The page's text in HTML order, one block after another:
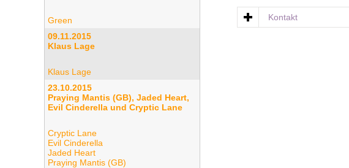
Green
09.11.2015
Klaus Lage
Klaus Lage
23.10.2015
Praying Mantis (GB), Jaded Heart,
Evil Cinderella und Cryptic Lane
Cryptic Lane
Evil Cinderella
Jaded Heart
Praying Mantis (GB)
Kontakt